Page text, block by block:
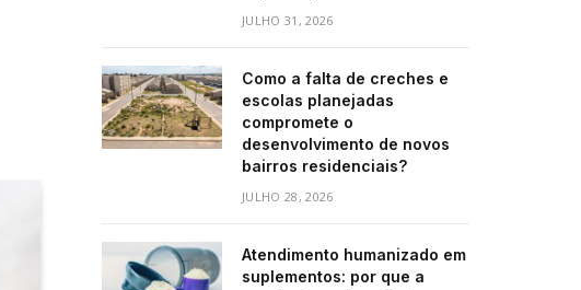
JULHO 31, 2026
Como a falta de creches e
escolas planejadas
compromete o
desenvolvimento de novos
bairros residenciais?
JULHO 28, 2026
Atendimento humanizado em
suplementos: por que a